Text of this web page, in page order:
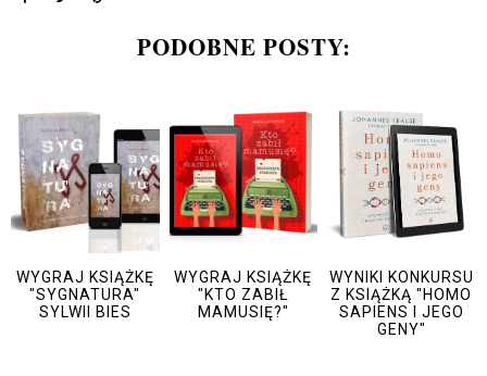
PODOBNE POSTY:
WYGRAJ KSIĄŻKĘ
"SYGNATURA"
SYLWII BIES
WYGRAJ KSIĄŻKĘ
"KTO ZABIŁ
MAMUSIĘ?"
WYNIKI KONKURSU
Z KSIĄŻKĄ "HOMO
SAPIENS I JEGO
GENY"